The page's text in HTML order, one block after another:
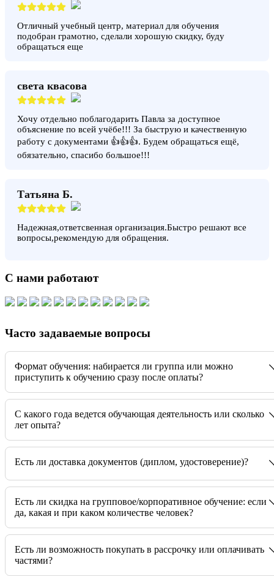
Отличный учебный центр, материал для обучения
подобран грамотно, сделали хорошую скидку, буду
обращаться еще
света квасова
Хочу отдельно поблагодарить Павла за доступное
объяснение по всей учёбе!!! За быструю и качественную
работу с документами 👍👍👍. Будем обращаться ещё,
обязательно, спасибо большое!!!
Татьяна Б.
Надежная,ответсвенная организация.Быстро решают все
вопросы,рекомендую для обращения.
С нами работают
Часто задаваемые вопросы
Формат обучения: набирается ли группа или можно
приступить к обучению сразу после оплаты?
C какого года ведется обучающая деятельность или сколько
лет опыта?
Есть ли доставка документов (диплом, удостоверение)?
Есть ли скидка на групповое/корпоративное обучение: если
да, какая и при каком количестве человек?
Есть ли возможность покупать в рассрочку или оплачивать
частями?